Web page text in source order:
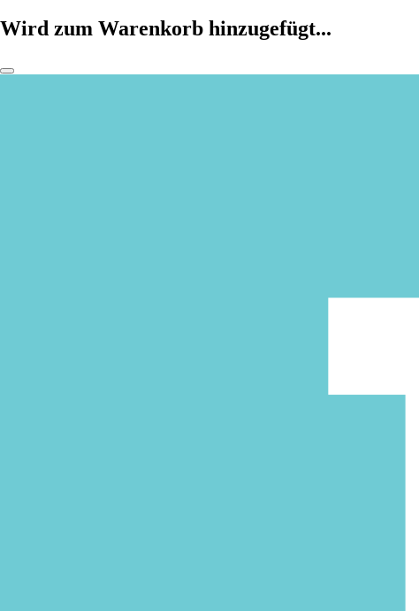
Wird zum Warenkorb hinzugefügt...